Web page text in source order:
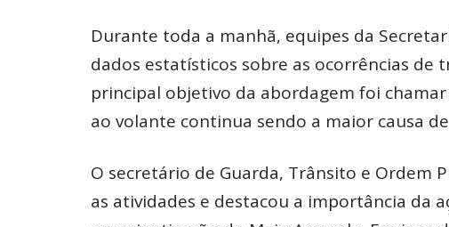
Durante toda a manhã, equipes da
dados estatísticos sobre as ocorrências de
principal objetivo da abordagem foi
ao volante continua sendo a maior causa
O secretário de Guarda, Trânsito e Ordem
as atividades e destacou a importância da